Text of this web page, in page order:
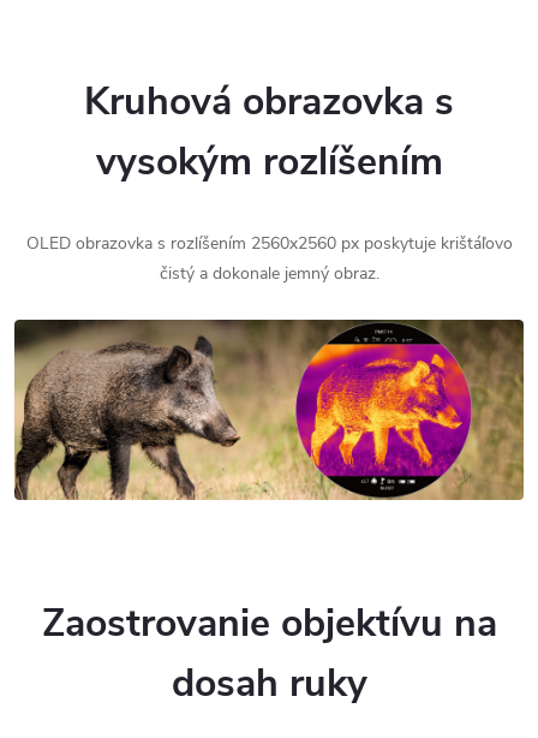
Kruhová obrazovka s
vysokým rozlíšením
OLED obrazovka s rozlíšením 2560x2560 px poskytuje krištáľovo
čistý a dokonale jemný obraz.
Zaostrovanie objektívu na
dosah ruky